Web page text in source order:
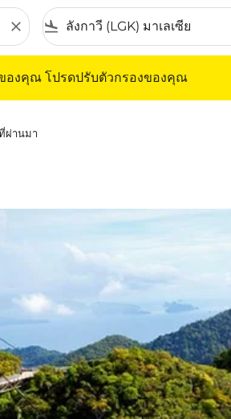
close flight_land
องคุณ โปรดปรับตัวกรองของคุณ
ผ่านมา